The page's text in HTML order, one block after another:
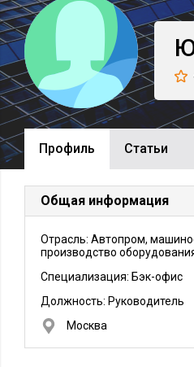
Профиль Cтатьи
Общая информация
Отрасль: Автопром,
производство
Специализация: Бэк-офис
Должность: Руководитель
Москва